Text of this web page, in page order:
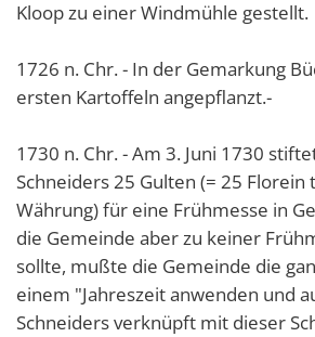
Kloop zu einer Windmühle gestellt.
1726 n. Chr. - In der Gemarkung
ersten Kartoffeln angepflanzt.-
1730 n. Chr. - Am 3. Juni 1730
Schneiders 25 Gulten (= 25
Währung) für eine Frühmesse in
die Gemeinde aber zu keiner
sollte, mußte die Gemeinde die
einem "Jahreszeit anwenden und
Schneiders verknüpft mit dieser